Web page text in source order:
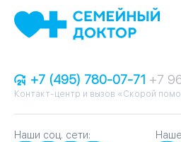
+7 (495) 780-07-71 +7
Контакт-центр и вызов «Скорой
Наши соц. сети: